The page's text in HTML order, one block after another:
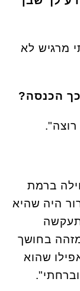
מרגיש לא
הכנסה?
ברמת
היה שהיא
בחושך
שהוא